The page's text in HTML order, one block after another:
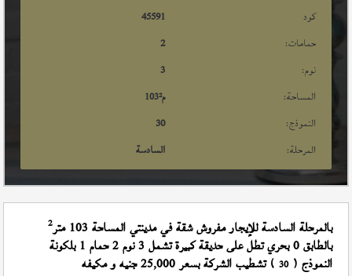
كود
45591
حمامات:
2
نوم:
3
المساحة:
103م²
النموذج:
30
المرحلة:
السادسة
بالمرحلة السادسة للإيجار مفروش شقة في مدينتي المساحة 103 متر 2
بالطابق 0 بحري تطل على حديقة كبيرة تشمل 3 نوم 2 حمام 1 بلكونة
النموذج (30 ) تشطيب الشركة بسعر 25,000 جنيه و مكيفه